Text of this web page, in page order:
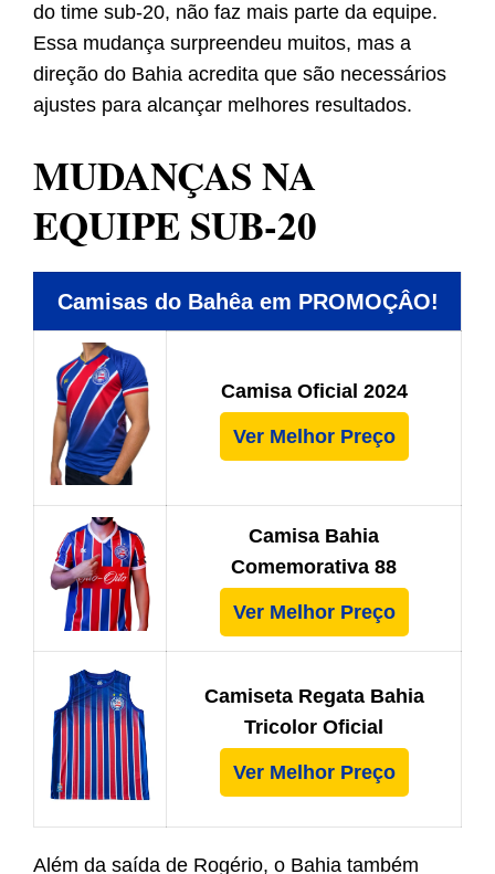
do time sub-20, não faz mais parte da equipe.
Essa mudança surpreendeu muitos, mas a
direção do Bahia acredita que são necessários
ajustes para alcançar melhores resultados.
MUDANÇAS NA
EQUIPE SUB-20
Camisas do Bahêa em PROMOÇÂO!
Camisa Oficial 2024
Ver Melhor Preço
Camisa Bahia
Comemorativa 88
Ver Melhor Preço
Camiseta Regata Bahia
Tricolor Oficial
Ver Melhor Preço
Além da saída de Rogério, o Bahia também